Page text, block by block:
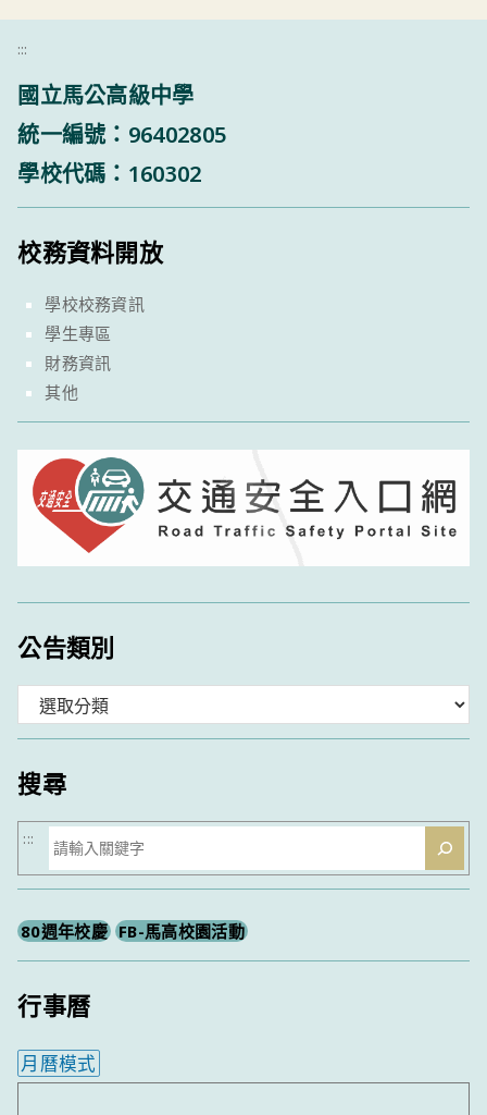
:::
國立馬公高級中學
統一編號：96402805
學校代碼：160302
校務資料開放
學校校務資訊
學生專區
財務資訊
其他
公告類別
類
搜尋
搜
尋
:::
80週年校慶 FB-馬高校園活動
行事曆
月曆模式